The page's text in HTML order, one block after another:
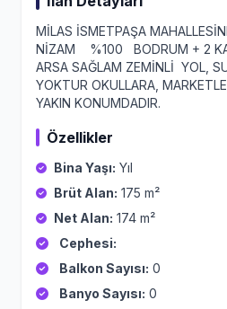
MİLAS İSMETPAŞA
NİZAM %100 BODRUM + 2
ARSA SAĞLAM ZEMİNLİ YOL,
YOKTUR OKULLARA,
YAKIN KONUMDADIR.
Özellikler
Bina Yaşı: Yıl
Brüt Alan: 175 m²
Net Alan: 174 m²
Cephesi:
Balkon Sayısı: 0
Banyo Sayısı: 0